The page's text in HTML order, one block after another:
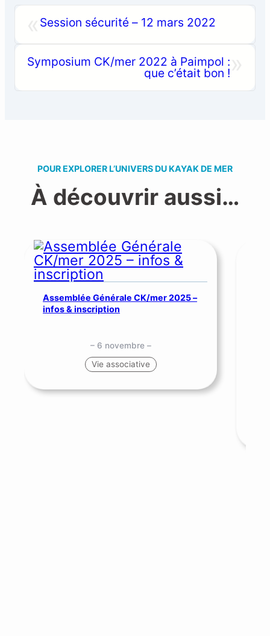
Session sécurité – 12 mars 2022
Symposium CK/mer 2022 à Paimpol :
que c’était bon !
POUR EXPLORER L’UNIVERS DU KAYAK DE MER
À découvrir aussi…
Assemblée Générale CK/mer 2025 –
infos & inscription
– 6 novembre –
Vie associative